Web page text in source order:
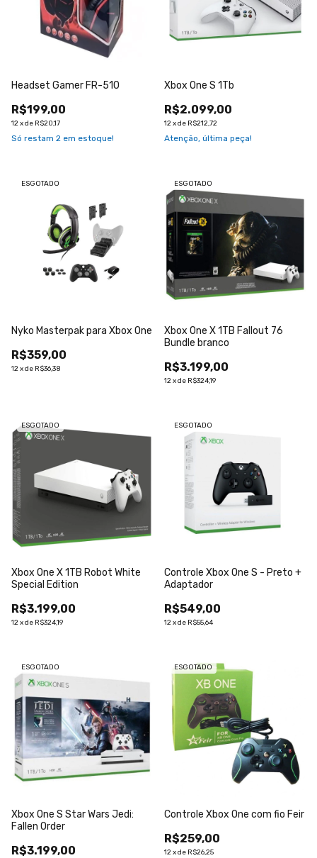
Headset Gamer FR-510
R$199,00
12xde R$20,17
Só restam 2 em estoque!
Xbox One S 1Tb
R$2.099,00
12xde R$212,72
Atenção, última peça!
ESGOTADO
Nyko Masterpak para Xbox One
R$359,00
12xde R$36,38
ESGOTADO
Xbox One X 1TB Fallout 76
Bundle branco
R$3.199,00
12xde R$324,19
ESGOTADO
Xbox One X 1TB Robot White
Special Edition
R$3.199,00
12xde R$324,19
ESGOTADO
Controle Xbox One S - Preto +
Adaptador
R$549,00
12xde R$55,64
ESGOTADO
Xbox One S Star Wars Jedi:
Fallen Order
R$3.199,00
ESGOTADO
Controle Xbox One com fio Feir
R$259,00
12xde R$26,25